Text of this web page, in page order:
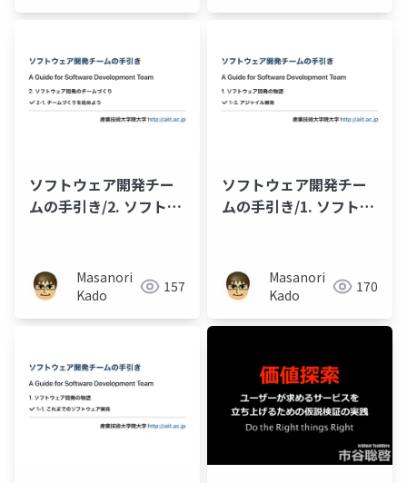
ソフトウェア開発チー
ムの手引き/2. ソフトウ
始めようMasanori
Kado
157
ソフトウェア開発チー
ムの手引き/1. ソフトウ
Masanori
Kado
170